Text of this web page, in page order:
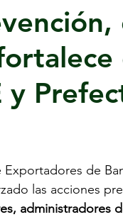
y
de
las acciones
administradores